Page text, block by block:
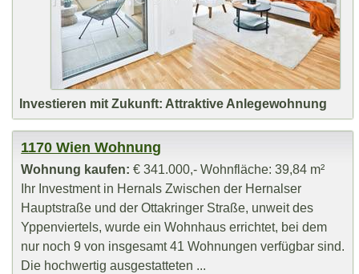
Investieren mit Zukunft: Attraktive Anlegewohnung
1170 Wien Wohnung
Wohnung kaufen: € 341.000,- Wohnfläche: 39,84 m²
Ihr Investment in Hernals Zwischen der Hernalser
Hauptstraße und der Ottakringer Straße, unweit des
Yppenviertels, wurde ein Wohnhaus errichtet, bei dem
nur noch 9 von insgesamt 41 Wohnungen verfügbar sind.
Die hochwertig ausgestatteten ...